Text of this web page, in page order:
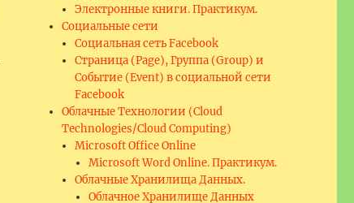
Электронные книги. Практикум.
Социальные сети
Социальная сеть Facebook
Страница (Page), Группа (Group) и
Событие (Event) в социальной сети
Facebook
Облачные Технологии (Cloud
Technologies/Cloud Computing)
Microsoft Office Online
Microsoft Word Online. Практикум.
Облачные Хранилища Данных.
Облачное Хранилище Данных